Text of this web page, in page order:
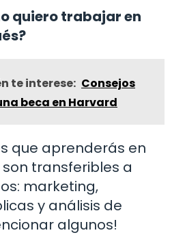
quiero trabajar en
te interese: Consejos
beca en Harvard
que aprenderás en
transferibles a
marketing,
y análisis de
algunos!